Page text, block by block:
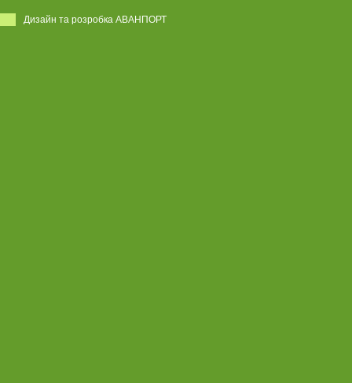
Дизайн та розробка АВАНПОРТ